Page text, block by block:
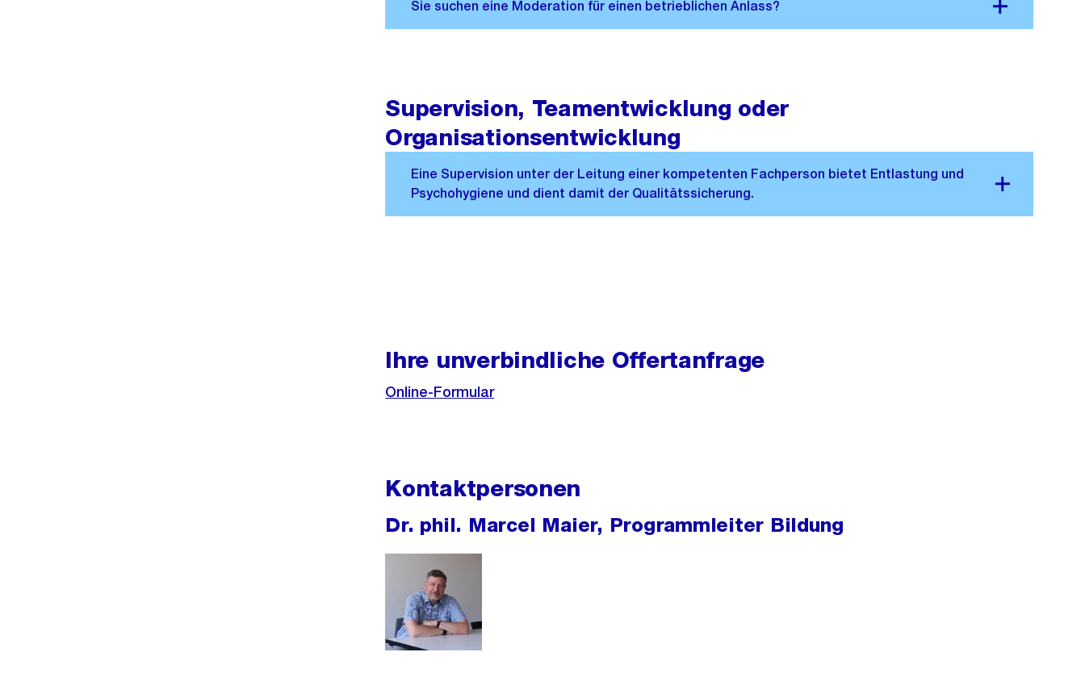
Supervision, Teamentwicklung oder
Organisationsentwicklung
Ihre unverbindliche Offertanfrage
Online-Formular
Kontaktpersonen
Dr. phil. Marcel Maier, Programmleiter Bildung